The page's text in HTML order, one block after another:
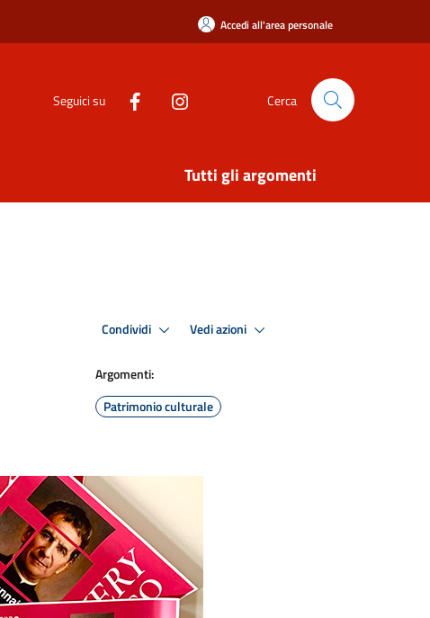
Accedi all'area personale
Seguici su Cerca
Tutti gli argomenti
Condividi Vedi azioni
Argomenti:
Patrimonio culturale